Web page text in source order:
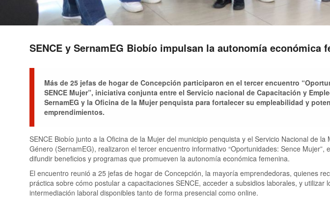
SENCE y SernamEG Biobío impulsan la autonomía económica
Más de 25 jefas de hogar de Concepción participaron en el tercer encuentro
SENCE Mujer”, iniciativa conjunta entre el Servicio nacional de Capacitación y
SernamEG y la Oficina de la Mujer penquista para fortalecer su empleabilidad y
emprendimientos.
SENCE Biobío junto a la Oficina de la Mujer del municipio penquista y el Servicio Nacional de la
Género (SernamEG), realizaron el tercer encuentro informativo “Oportunidades: Sence Mujer”,
difundir beneficios y programas que promueven la autonomía económica femenina.
El encuentro reunió a 25 jefas de hogar de Concepción, la mayoría emprendedoras, quienes
práctica sobre cómo postular a capacitaciones SENCE, acceder a subsidios laborales, y utilizar
intermediación laboral disponibles tanto de forma presencial como online.